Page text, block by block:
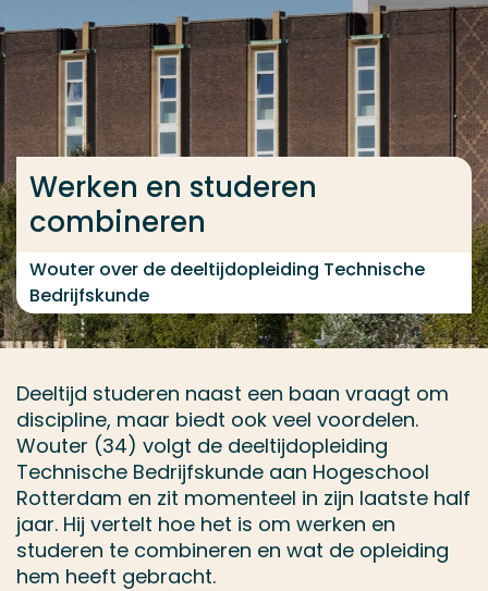
Ga direct naar de content
... > Technische Bedrijfskunde deeltijd
Werken en studeren
combineren
Wouter over de deeltijdopleiding Technische
Bedrijfskunde
Deeltijd studeren naast een baan vraagt om
discipline, maar biedt ook veel voordelen.
Wouter (34) volgt de deeltijdopleiding
Technische Bedrijfskunde aan Hogeschool
Rotterdam en zit momenteel in zijn laatste half
jaar. Hij vertelt hoe het is om werken en
studeren te combineren en wat de opleiding
hem heeft gebracht.
Veel gezocht
Opleiding
Contact